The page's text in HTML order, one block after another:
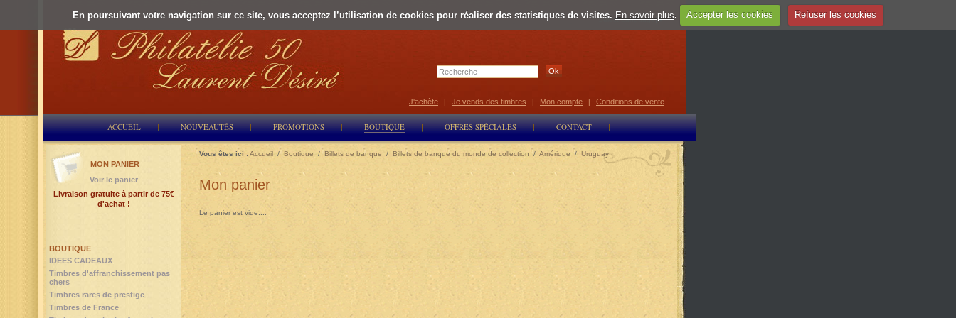
En poursuivant votre navigation sur ce site, vous acceptez l’utilisation de cookies pour réaliser des statistiques de visites. En savoir plus. Accepter les cookies Refuser les cookies
Select Language ▼
ACCUEIL NOUVEAUTÉS PROMOTIONS BOUTIQUE OFFRES SPÉCIALES CONTACT
J'achète | Je vends des timbres | Mon compte | Conditions de vente
Vous êtes ici :Accueil / Boutique / Billets de banque / Billets de banque du monde de collection / Amérique / Uruguay
Mon panier
Le panier est vide....
BOUTIQUE
IDEES CADEAUX
Timbres d'affranchissement pas
chers
Timbres rares de prestige
Timbres de France
MON PANIER
Voir le panier
Livraison gratuite à partir de 75€
d'achat !